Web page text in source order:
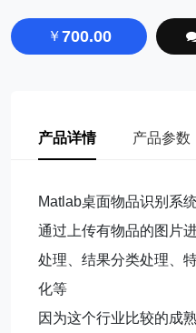
￥700.00
产品详情 产品参数
Matlab桌面物品识别系
通过上传有物品的图片
处理、结果分类处理、
化等
因为这个行业比较的成